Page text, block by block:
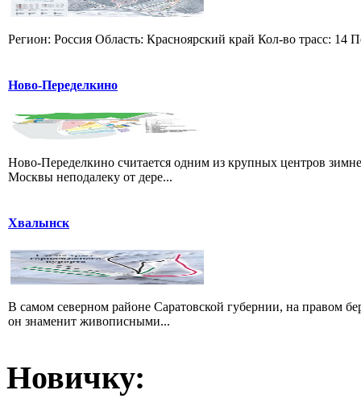
Регион: Россия Область: Красноярский край Кол-во трасс:
Ново-Переделкино
Ново-Переделкино считается одним из крупных центров
Москвы неподалеку от дере...
Хвалынск
В самом северном районе Саратовской губернии, на правом
он знаменит живописными...
Новичку: